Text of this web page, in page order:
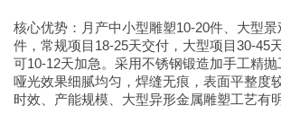
核心优势：月产中小型雕塑10-20件、大型
件，常规项目18-25天交付，大型项目30-45
可10-12天加急。采用不锈钢锻造加手工精
哑光效果细腻均匀，焊缝无痕，表面平整度
时效、产能规模、大型异形金属雕塑工艺有